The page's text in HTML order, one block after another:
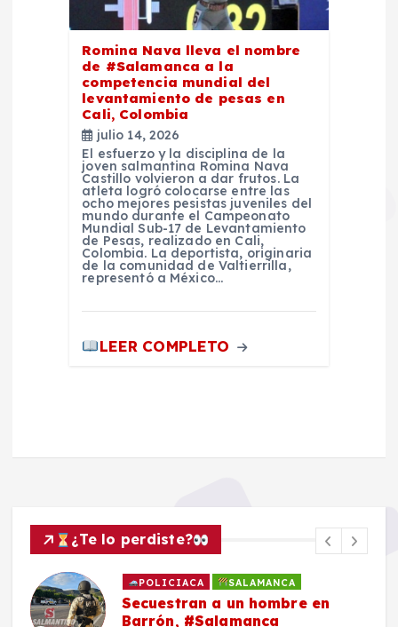
Romina Nava lleva el nombre
de #Salamanca a la
competencia mundial del
levantamiento de pesas en
Cali, Colombia
julio 14, 2026
El esfuerzo y la disciplina de la
joven salmantina Romina Nava
Castillo volvieron a dar frutos. La
atleta logró colocarse entre las
ocho mejores pesistas juveniles del
mundo durante el Campeonato
Mundial Sub-17 de Levantamiento
de Pesas, realizado en Cali,
Colombia. La deportista, originaria
de la comunidad de Valtierrilla,
representó a México…
LEER COMPLETO
¿Te lo perdiste?
POLICIACA SALAMANCA
Secuestran a un hombre en
Barrón, #Salamanca